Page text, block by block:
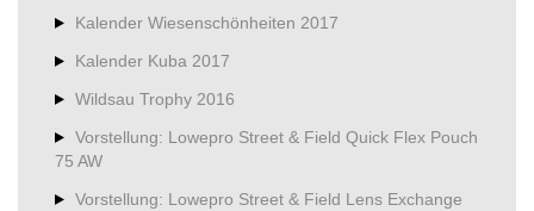
Kalender Wiesenschönheiten 2017
Kalender Kuba 2017
Wildsau Trophy 2016
Vorstellung: Lowepro Street & Field Quick Flex Pouch
75 AW
Vorstellung: Lowepro Street & Field Lens Exchange